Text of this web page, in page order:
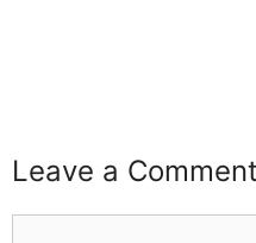
Leave a Comment